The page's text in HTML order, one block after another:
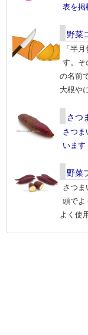
表を掲
野菜
「半
す。そ
の名前
大根や
さつ
さつ
います
野菜
さつ
頭でよ
よく使